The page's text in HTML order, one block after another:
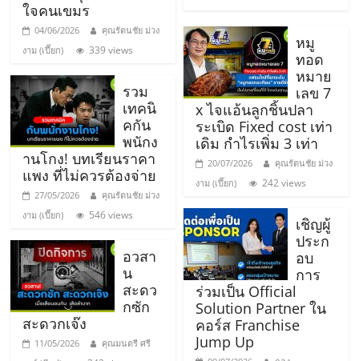
ศูนย์
รวม
แฟ
รน
ไชส์
พร้อม
ทำเล
สำหรับ
ใจคนเขมร
04/06/2026
คุณรัตนชัย ม่วง
งาม (เปี๊ยก)
339 views
รวม
เทคนิ
คกัน
พนักง
านโกง! บทเรียนราคา
แพง ที่ไม่ควรต้องจ่าย
27/05/2026
คุณรัตนชัย ม่วง
งาม (เปี๊ยก)
546 views
อวสา
น
สะดว
กซัก
สะดวกเจ๊ง
11/05/2026
คุณมนตรี ศรี
หมู
ทอด
หมาย
เลข 7
x ไจแอ้นลูกชิ้นปลา
ระเบิด Fixed cost เท่า
เดิม กำไรเพิ่ม 3 เท่า
20/07/2026
คุณรัตนชัย ม่วง
งาม (เปี๊ยก)
242 views
เชิญผู้
ประก
อบ
การ
ร่วมเป็น Official
Solution Partner ใน
คอร์ส Franchise
Jump Up